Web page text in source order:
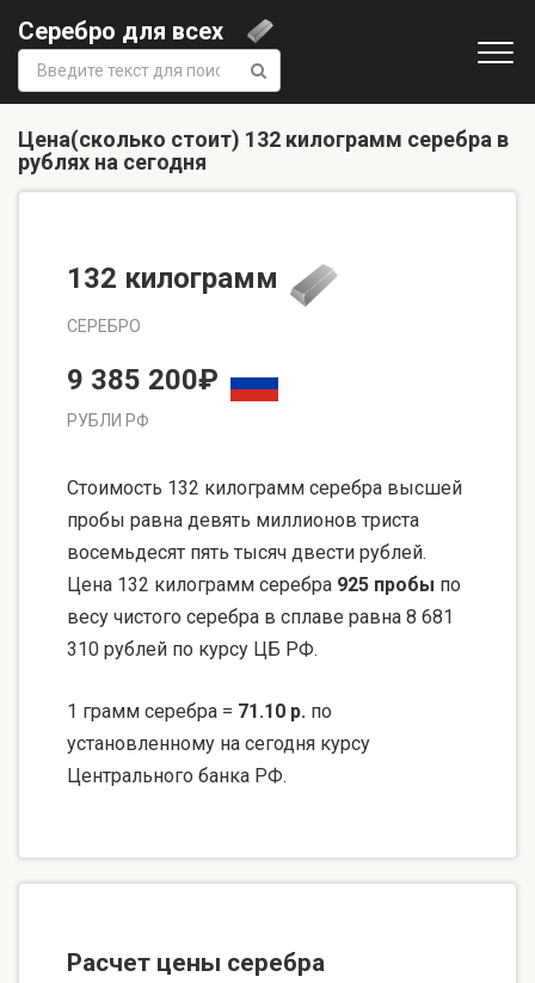
Серебро для всех
Поиск:
Цена(сколько стоит) 132 килограмм серебра в
рублях на сегодня
132 килограмм
СЕРЕБРО
9 385 200₽
РУБЛИ РФ
Стоимость 132 килограмм серебра высшей
пробы равна девять миллионов триста
восемьдесят пять тысяч двести рублей.
Цена 132 килограмм серебра 925 пробы по
весу чистого серебра в сплаве равна 8 681
310 рублей по курсу ЦБ РФ.
1 грамм серебра = 71.10 р. по
установленному на сегодня курсу
Центрального банка РФ.
Расчет цены серебра